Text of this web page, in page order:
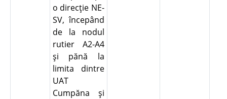
o direcţie NE-
SV, începând
de la nodul
rutier A2-A4
şi pănă la
limita dintre
UAT
Cumpăna şi